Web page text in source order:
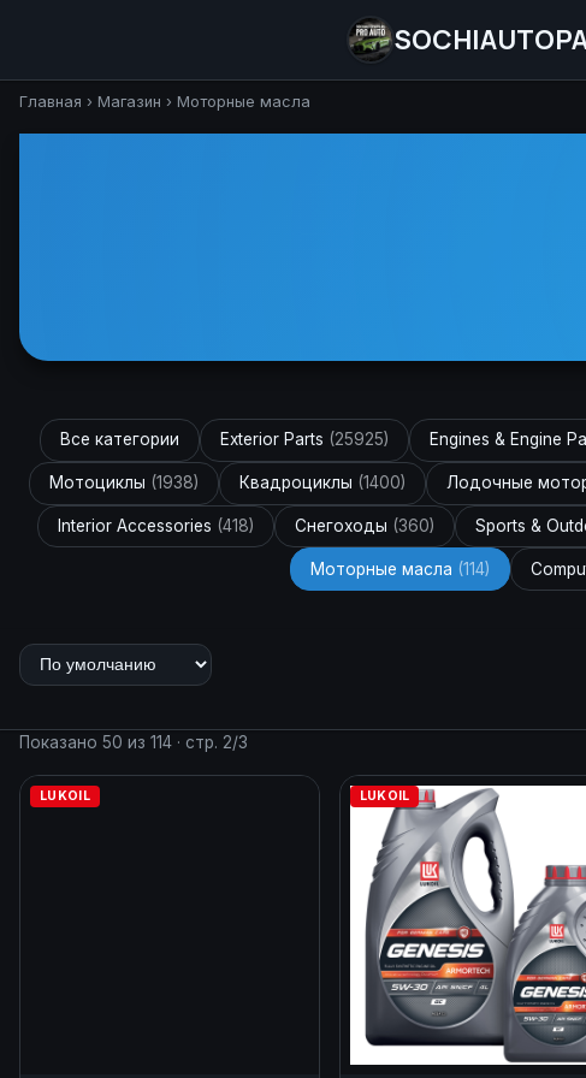
Главная › Магазин › Моторные масла
Все категории Exterior Parts (25925) Engines & Engine
Мотоциклы (1938) Квадроциклы (1400) Лодочные
Interior Accessories (418) Снегоходы (360) Sports &
Моторные масла (114)
Показано 50 из 114 · стр. 2/3
LUKOIL LUKOIL